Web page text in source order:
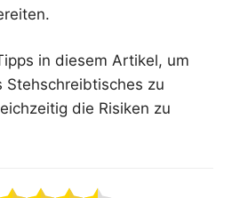
in diesem Artikel, um
Stehschreibtisches zu
die Risiken zu